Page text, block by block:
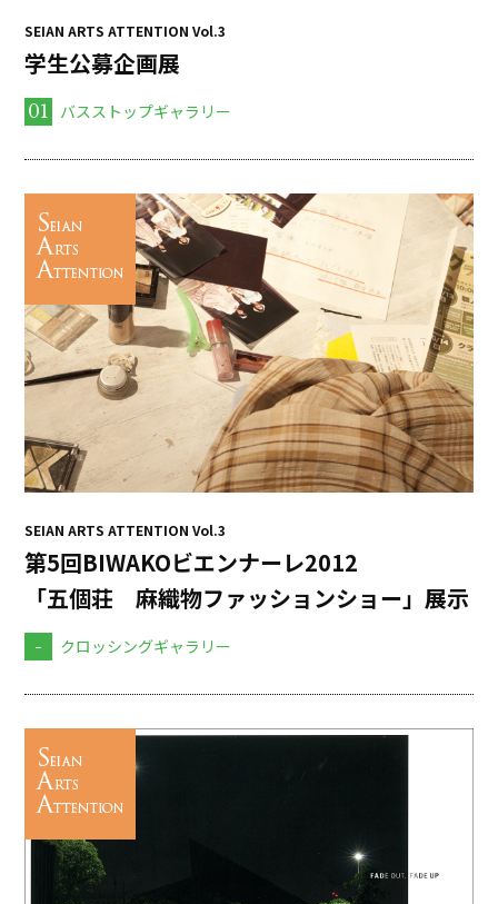
SEIAN ARTS ATTENTION Vol.3
学生公募企画展
01 バスストップギャラリー
SEIAN ARTS ATTENTION Vol.3
第5回BIWAKOビエンナーレ2012
「五個荘 麻織物ファッションショー」展示
- クロッシングギャラリー